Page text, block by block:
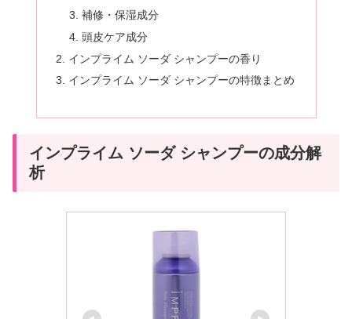
補修・保湿成分
頭皮ケア成分
インプライム ソーダ シャンプーの香り
インプライム ソーダ シャンプーの特徴まとめ
インプライム ソーダ シャンプーの成分解
析